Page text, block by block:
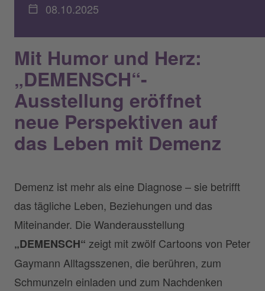
08.10.2025
Mit Humor und Herz:
„DEMENSCH“-
Ausstellung eröffnet
neue Perspektiven auf
das Leben mit Demenz
Demenz ist mehr als eine Diagnose – sie betrifft
das tägliche Leben, Beziehungen und das
Miteinander. Die Wanderausstellung
„DEMENSCH“ zeigt mit zwölf Cartoons von Peter
Gaymann Alltagsszenen, die berühren, zum
Schmunzeln einladen und zum Nachdenken